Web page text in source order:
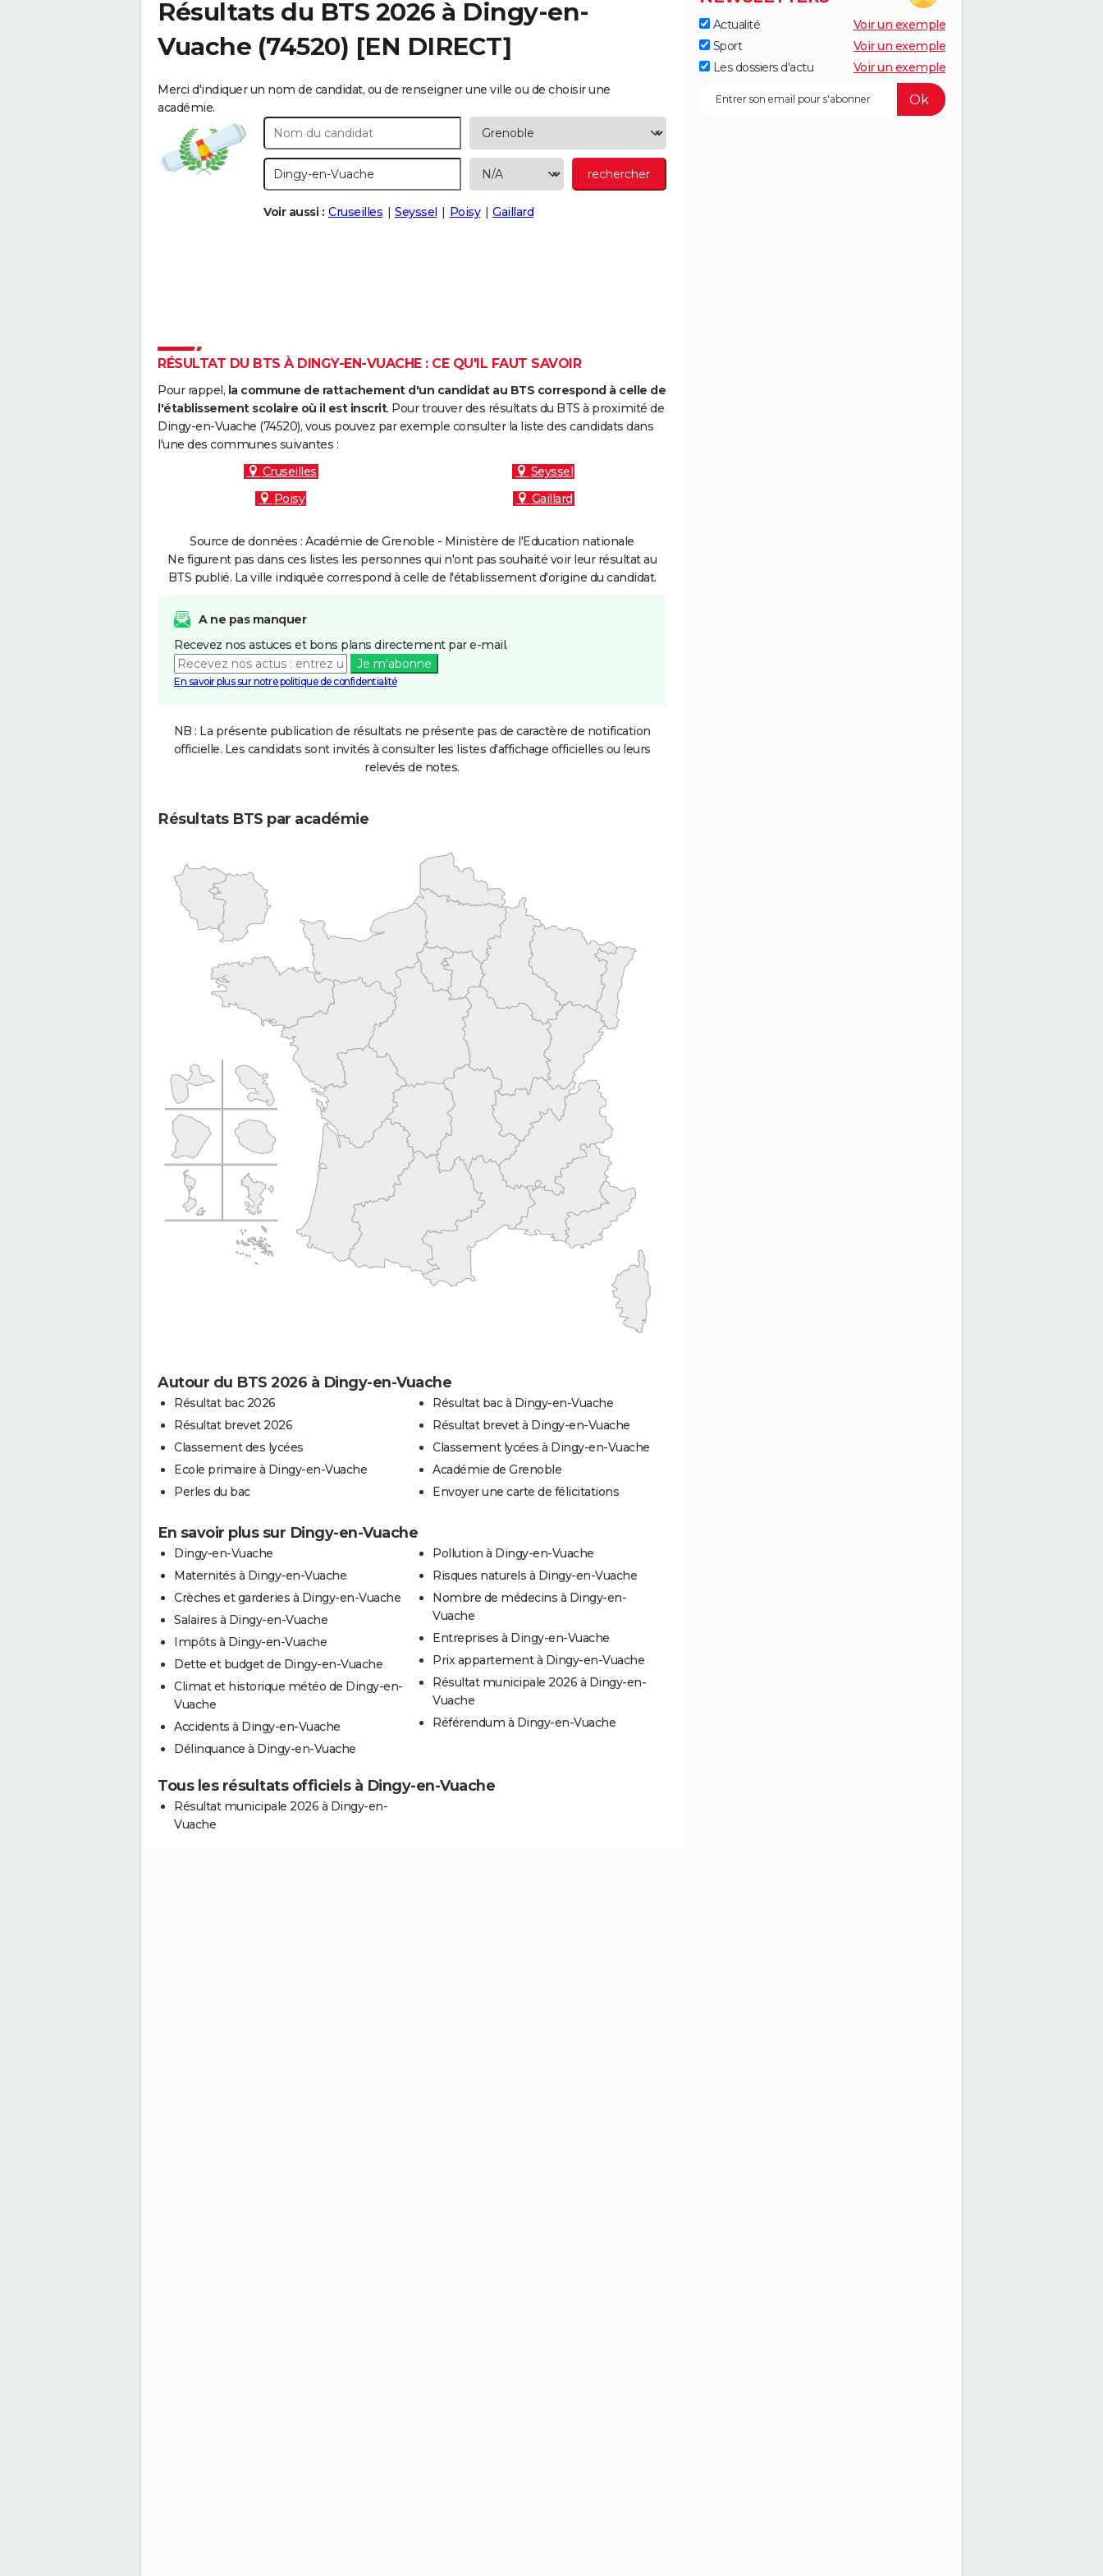
Résultats du BTS 2026 à Dingy-en-
Vuache (74520) [EN DIRECT]
Merci d'indiquer un nom de candidat, ou de renseigner une ville ou de choisir une
académie.
Voir aussi : Cruseilles Seyssel Poisy Gaillard
RÉSULTAT DU BTS À DINGY-EN-VUACHE : CE QU'IL FAUT SAVOIR
Pour rappel, la commune de rattachement d'un candidat au BTS correspond à celle de
l'établissement scolaire où il est inscrit. Pour trouver des résultats du BTS à proximité de
Dingy-en-Vuache (74520), vous pouvez par exemple consulter la liste des candidats dans
l'une des communes suivantes :
Cruseilles
Seyssel
Poisy
Gaillard
Source de données : Académie de Grenoble - Ministère de l'Education nationale
Ne figurent pas dans ces listes les personnes qui n'ont pas souhaité voir leur résultat au
BTS publié. La ville indiquée correspond à celle de l'établissement d'origine du candidat.
A ne pas manquer
Recevez nos astuces et bons plans directement par e-mail.
Je m'abonne
En savoir plus sur notre politique de confidentialité
NB : La présente publication de résultats ne présente pas de caractère de notification
officielle. Les candidats sont invités à consulter les listes d'affichage officielles ou leurs
relevés de notes.
Résultats BTS par académie
Autour du BTS 2026 à Dingy-en-Vuache
Résultat bac 2026
Résultat brevet 2026
Classement des lycées
Ecole primaire à Dingy-en-Vuache
Perles du bac
Résultat bac à Dingy-en-Vuache
Résultat brevet à Dingy-en-Vuache
Classement lycées à Dingy-en-Vuache
Académie de Grenoble
Envoyer une carte de félicitations
En savoir plus sur Dingy-en-Vuache
Dingy-en-Vuache
Maternités à Dingy-en-Vuache
Crèches et garderies à Dingy-en-Vuache
Salaires à Dingy-en-Vuache
Impôts à Dingy-en-Vuache
Dette et budget de Dingy-en-Vuache
Climat et historique météo de Dingy-en-
Vuache
Accidents à Dingy-en-Vuache
Délinquance à Dingy-en-Vuache
Pollution à Dingy-en-Vuache
Risques naturels à Dingy-en-Vuache
Nombre de médecins à Dingy-en-
Vuache
Entreprises à Dingy-en-Vuache
Prix appartement à Dingy-en-Vuache
Résultat municipale 2026 à Dingy-en-
Vuache
Référendum à Dingy-en-Vuache
Tous les résultats officiels à Dingy-en-Vuache
Résultat municipale 2026 à Dingy-en-
Vuache
Actualité
Voir un exemple
Sport
Voir un exemple
Les dossiers d'actu
Voir un exemple